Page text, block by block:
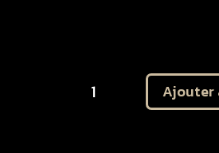
Ajouter